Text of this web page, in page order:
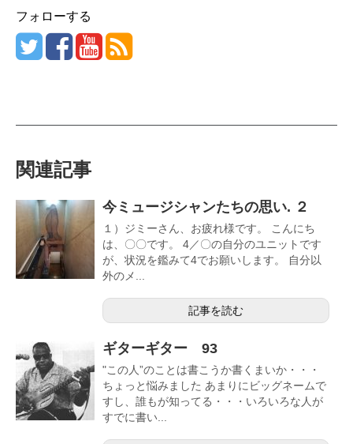
フォローする
関連記事
今ミュージシャンたちの思い. ２
１）ジミーさん、お疲れ様です。 こんにち
は、〇〇です。 4／〇の自分のユニットです
が、状況を鑑みて4でお願いします。 自分以
外のメ...
記事を読む
ギターギター 93
"この人”のことは書こうか書くまいか・・・
ちょっと悩みました あまりにビッグネームで
すし、誰もが知ってる・・・いろいろな人が
すでに書い...